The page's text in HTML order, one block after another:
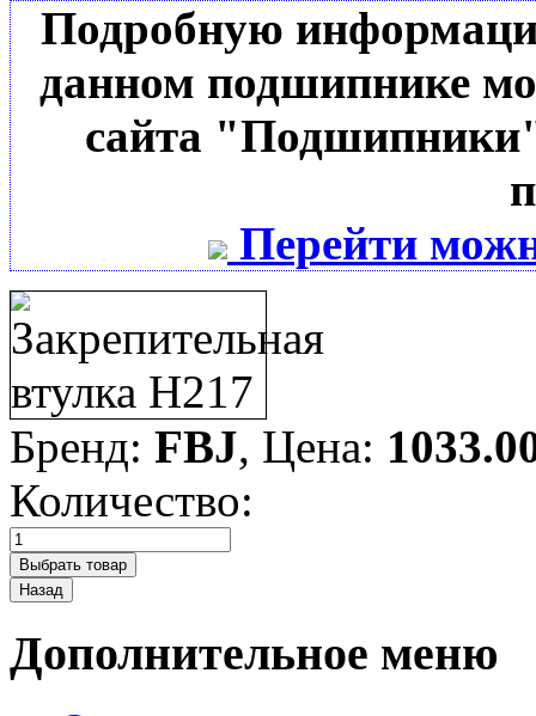
Подробную
данном подшипнике
сайта
Перейти
Бренд: FBJ, Цена:
Количество:
Дополнительное меню